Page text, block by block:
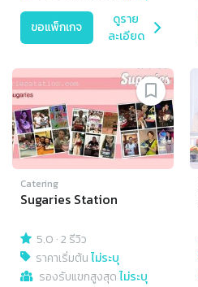
ขอแพ็กเกจ
ดูราย
ละเอียด
Catering
Sugaries Station
5.0 ·2 รีวิว
ราคาเริ่มต้นไม่ระบุ
รองรับแขกสูงสุดไม่ระบุ